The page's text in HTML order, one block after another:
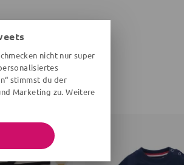
MARKE
nicht nur super
stimmst du der
Marketing zu. Weitere